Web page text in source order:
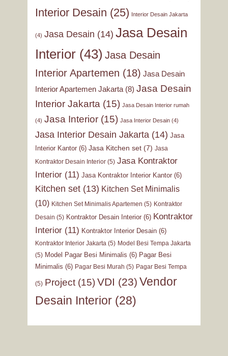
Interior Desain (25) Interior Desain Jakarta
(4) Jasa Desain (14) Jasa Desain
Interior(43) Jasa Desain
Interior Apartemen (18) Jasa Desain
Interior Apartemen Jakarta(8) Jasa Desain
Interior Jakarta (15) Jasa Desain Interior rumah
(4) Jasa Interior(15) Jasa Interior Desain(4)
Jasa Interior Desain Jakarta (14) Jasa
Interior Kantor(6) Jasa Kitchen set(7) Jasa
Kontraktor Desain Interior(5) Jasa Kontraktor
Interior(11) Jasa Kontraktor Interior Kantor(6)
Kitchen set(13) Kitchen Set Minimalis
(10) Kitchen Set Minimalis Apartemen (5) Kontraktor
Desain (5) Kontraktor Desain Interior(6) Kontraktor
Interior(11) Kontraktor Interior Desain(6)
Kontraktor Interior Jakarta(5) Model Besi Tempa Jakarta
(5) Model Pagar Besi Minimalis (6) Pagar Besi
Minimalis (6) Pagar Besi Murah (5) Pagar Besi Tempa
(5) Project(15) VDI (23) Vendor
Desain Interior(28)